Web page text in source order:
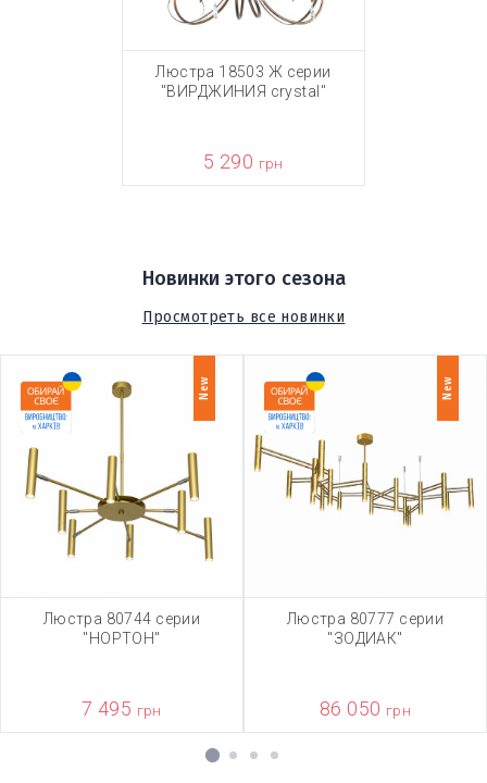
Люстра 18503 Ж серии
"ВИРДЖИНИЯ crystal"
5 290 грн
Новинки этого сезона
Просмотреть все новинки
New
Люстра 80744 серии
"НОРТОН"
7 495 грн
New
Люстра 80777 серии
"ЗОДИАК"
86 050 грн
1 2 3 4